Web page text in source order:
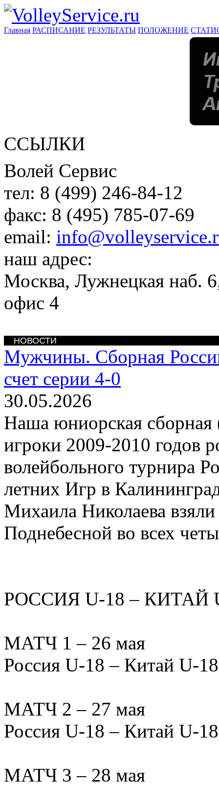
Главная РАСПИСАНИЕ РЕЗУЛЬТАТЫ ПОЛОЖЕНИЕ
ССЫЛКИ
Волей Сервис
тел: 8 (499) 246-84-12
факс: 8 (495) 785-07-69
email:
наш адрес:
Москва, Лужнецкая наб.
офис 4
НОВОСТИ
Мужчины. Сборная
счет серии 4-0
30.05.2026
Наша юниорская сборная
игроки 2009-2010 годов
волейбольного турнира
летних Игр в
Михаила Николаева
Поднебесной во всех
РОССИЯ U-18 – КИТАЙ
МАТЧ 1 – 26 мая
Россия U-18 – Китай U-
МАТЧ 2 – 27 мая
Россия U-18 – Китай U-
МАТЧ 3 – 28 мая